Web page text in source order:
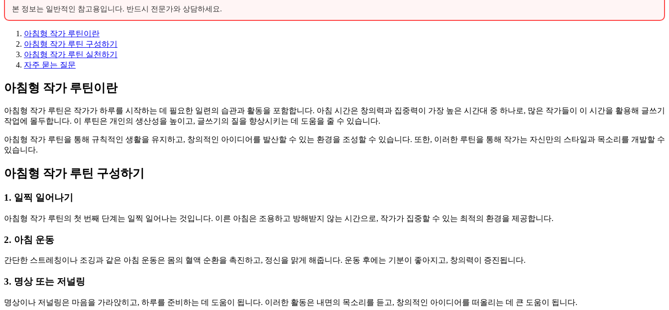
본 정보는 일반적인 참고용입니다. 반드시 전문가와 상담하세요.
아침형 작가 루틴이란
아침형 작가 루틴 구성하기
아침형 작가 루틴 실천하기
자주 묻는 질문
아침형 작가 루틴이란
아침형 작가 루틴은 작가가 하루를 시작하는 데 필요한 일련의 습관과 활동을 포함합니다. 아침 시간은 창의력과 집중력이 가장 높은 시간대 중 하나로, 많은 작가들이 이 시간을 활용해 글쓰기
작업에 몰두합니다. 이 루틴은 개인의 생산성을 높이고, 글쓰기의 질을 향상시키는 데 도움을 줄 수 있습니다.
아침형 작가 루틴을 통해 규칙적인 생활을 유지하고, 창의적인 아이디어를 발산할 수 있는 환경을 조성할 수 있습니다. 또한, 이러한 루틴을 통해 작가는 자신만의 스타일과 목소리를 개발할 수
있습니다.
아침형 작가 루틴 구성하기
1. 일찍 일어나기
아침형 작가 루틴의 첫 번째 단계는 일찍 일어나는 것입니다. 이른 아침은 조용하고 방해받지 않는 시간으로, 작가가 집중할 수 있는 최적의 환경을 제공합니다.
2. 아침 운동
간단한 스트레칭이나 조깅과 같은 아침 운동은 몸의 혈액 순환을 촉진하고, 정신을 맑게 해줍니다. 운동 후에는 기분이 좋아지고, 창의력이 증진됩니다.
3. 명상 또는 저널링
명상이나 저널링은 마음을 가라앉히고, 하루를 준비하는 데 도움이 됩니다. 이러한 활동은 내면의 목소리를 듣고, 창의적인 아이디어를 떠올리는 데 큰 도움이 됩니다.